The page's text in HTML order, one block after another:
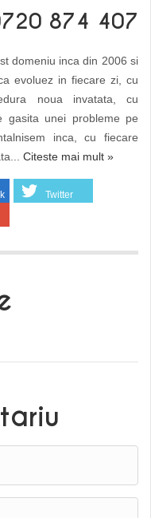
874 407
domeniu inca din 2006 si
evoluez in fiecare zi, cu
noua invatata, cu
gasita unei probleme pe
inca, cu fiecare
Citeste mai mult »
Twitter